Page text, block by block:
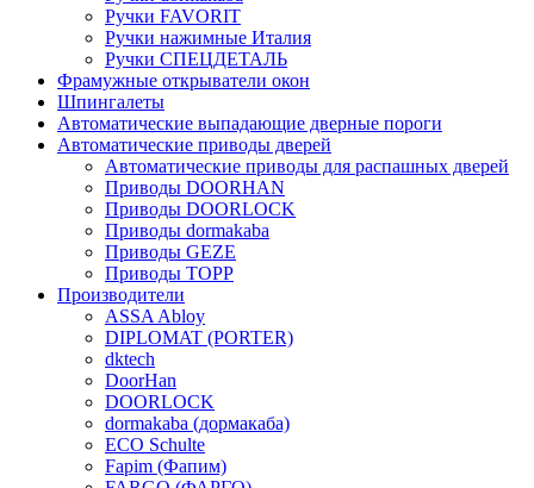
Ручки FAVORIT
Ручки нажимные Италия
Ручки СПЕЦДЕТАЛЬ
Фрамужные открыватели окон
Шпингалеты
Автоматические выпадающие дверные пороги
Автоматические приводы дверей
Автоматические приводы для распашных дверей
Приводы DOORHAN
Приводы DOORLOCK
Приводы dormakaba
Приводы GEZE
Приводы TOPP
Производители
ASSA Abloy
DIPLOMAT (PORTER)
dktech
DoorHan
DOORLOCK
dormakaba (дормакаба)
ECO Schulte
Fapim (Фапим)